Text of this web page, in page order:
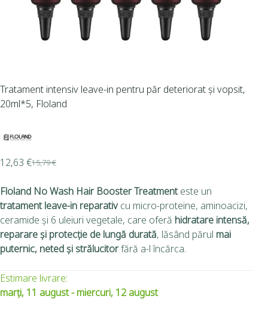
Tratament intensiv leave-in pentru păr deteriorat și vopsit,
20ml*5, Floland
15,79€
12,63 €
Floland No Wash Hair Booster Treatmenteste un
tratament leave-in reparativ cu micro-proteine, aminoacizi,
ceramide și 6 uleiuri vegetale, care oferă hidratare intensă,
reparare și protecție de lungă durată, lăsând părul mai
puternic, neted și strălucitorfără a-l încărca.
Estimare livrare:
marți, 11 august - miercuri, 12 august